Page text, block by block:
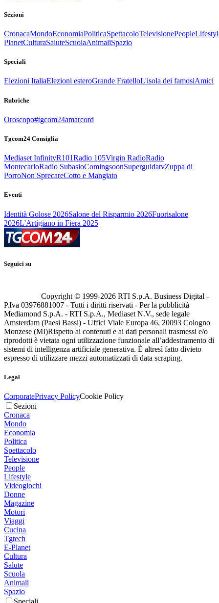
Sezioni
CronacaMondoEconomiaPoliticaSpettacoloTelevisionePeople
PlanetCulturaSaluteScuolaAnimaliSpazio
Speciali
Elezioni ItaliaElezioni esteroGrande FratelloL'isola dei famosiAmici
Rubriche
Oroscopo#tgcom24amarcord
Tgcom24 Consiglia
Mediaset InfinityR101Radio 105Virgin RadioRadio
MontecarloRadio SubasioComingsoonSuperguidatvZuppa di
PorroNon SprecareCotto e Mangiato
Eventi
Identità Golose 2026Salone del Risparmio 2026Fuorisalone
2026L'Artigiano in Fiera 2025
Seguici su
Copyright © 1999-2026 RTI S.p.A. Business Digital -
P.Iva 03976881007 - Tutti i diritti riservati - Per la pubblicità
Mediamond S.p.A. - RTI S.p.A., Mediaset N.V., sede legale
Amsterdam (Paesi Bassi) - Uffici Viale Europa 46, 20093 Cologno
Monzese (MI)Rispetto ai contenuti e ai dati personali trasmessi e/o
riprodotti è vietata ogni utilizzazione funzionale all’addestramento di
sistemi di intelligenza artificiale generativa. È altresì fatto divieto
espresso di utilizzare mezzi automatizzati di data scraping.
Legal
CorporatePrivacy PolicyCookie Policy
Sezioni
Cronaca
Mondo
Economia
Politica
Spettacolo
Televisione
People
Lifestyle
Videogiochi
Donne
Magazine
Motori
Viaggi
Cucina
Tgtech
E-Planet
Cultura
Salute
Scuola
Animali
Spazio